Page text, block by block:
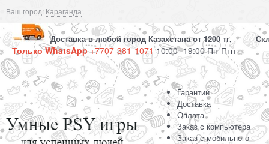
Ваш город: Караганда
Доставка в любой город Казахстана от 1200 тг,
Только WhatsApp+7707-381-107110:00 -19:00 Пн-Птн
Гарантии
Доставка
Оплата
Заказ с компьютера
Заказ с мобильного